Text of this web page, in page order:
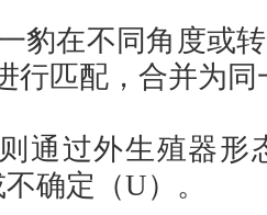
豹在不同角度或
行匹配，合并为
通过外生殖器形
不确定（U）。